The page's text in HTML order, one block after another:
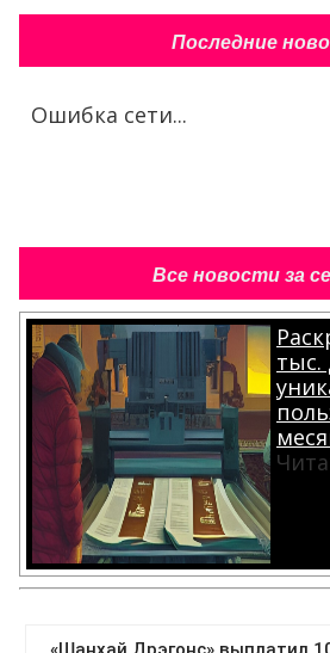
Последние
Ошибка сети...
Все новости за
тыс.